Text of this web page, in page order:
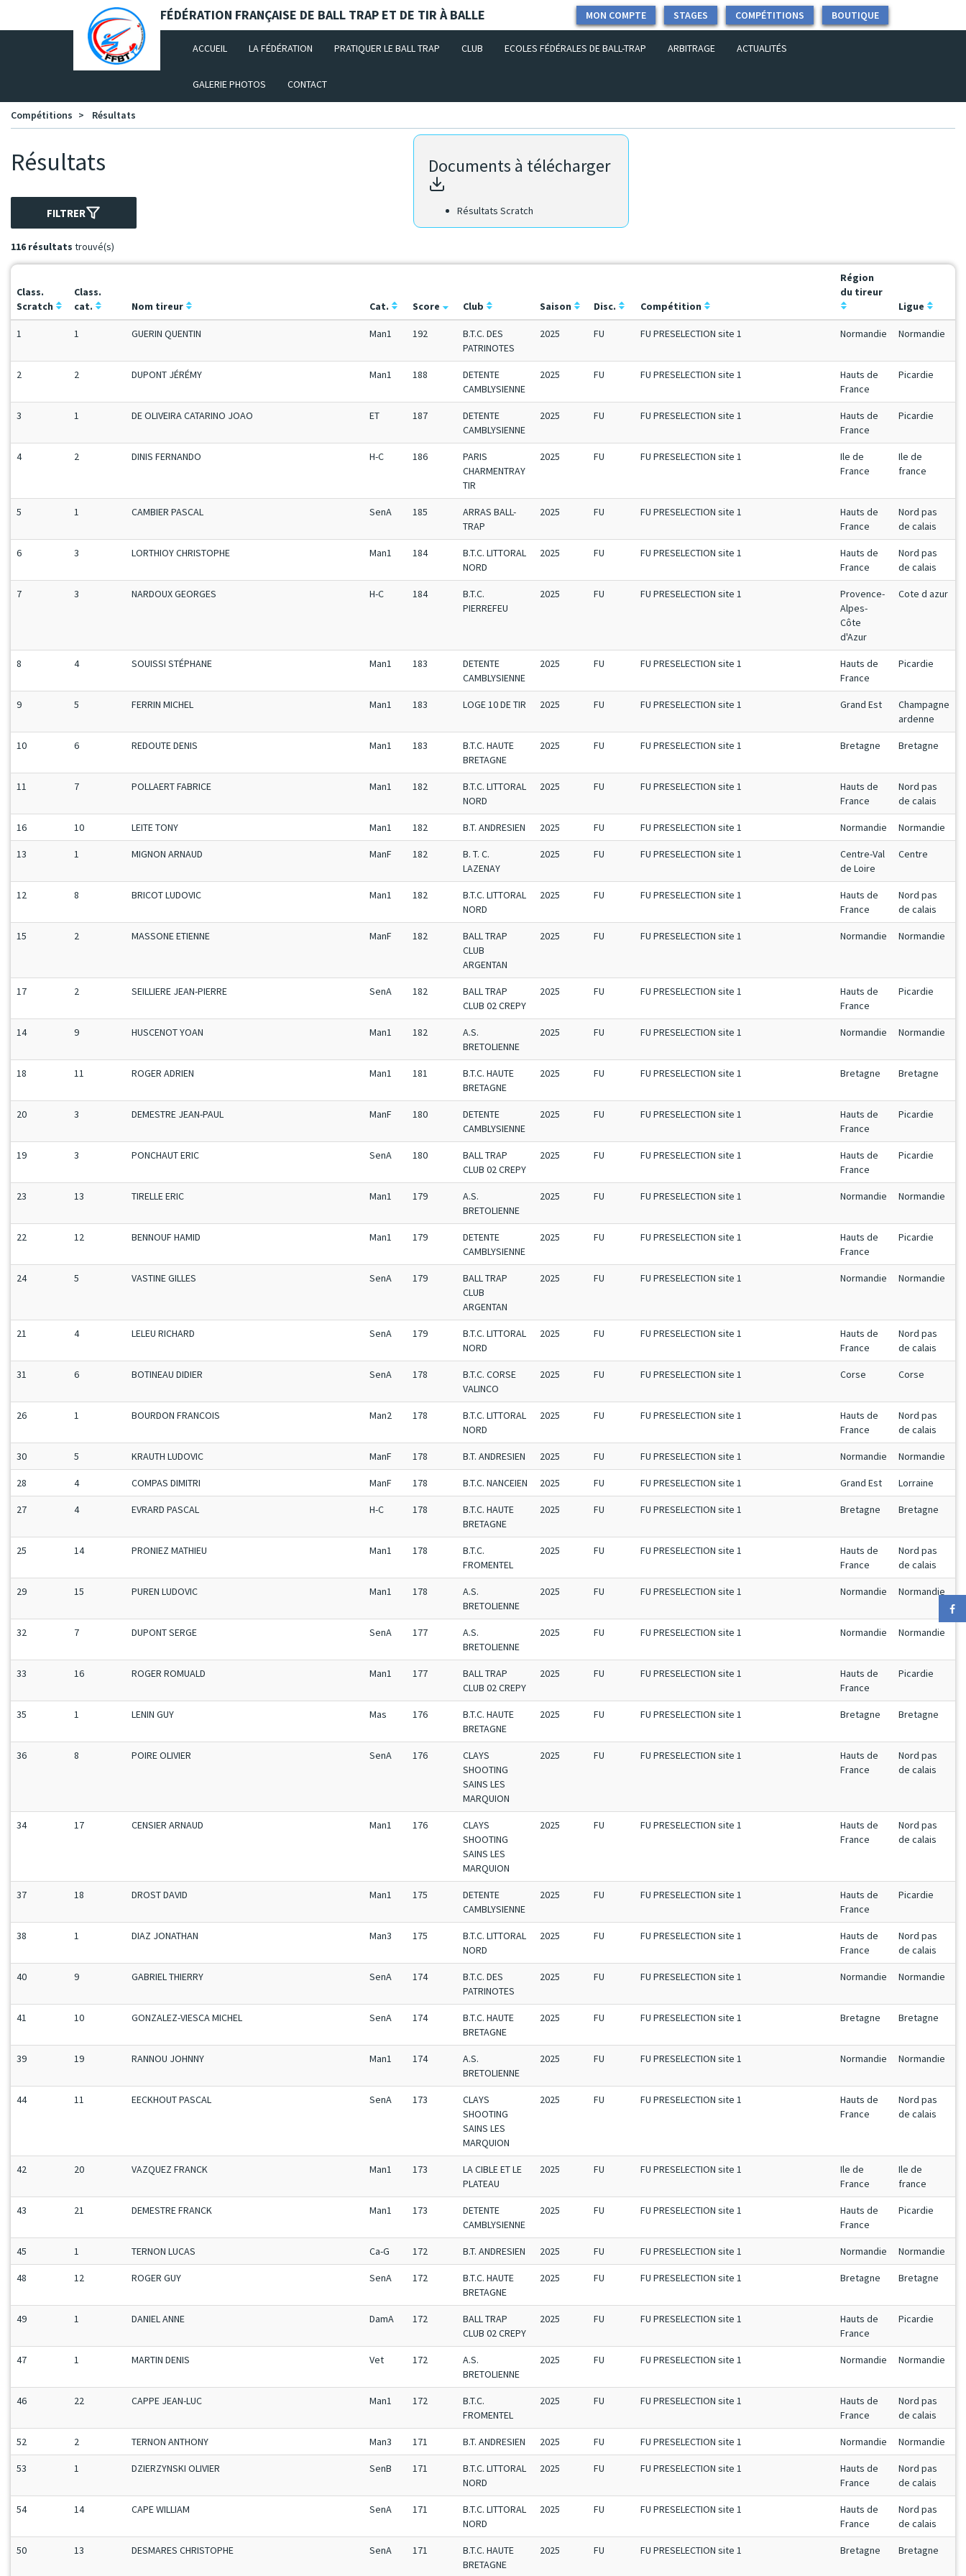
Panneau de gestion des cookies FÉDÉRATION FRANÇAISE DE BALL TRAP ET DE TIR À BALLE BOUTIQUE
COMPÉTITIONS
STAGES
MON COMPTE
ACCUEIL (CURRENT)
LA FÉDÉRATION PRATIQUER LE BALL TRAP CLUB ECOLES FÉDÉRALES DE BALL-TRAP ARBITRAGE ACTUALITÉS
GALERIE PHOTOS CONTACT
Compétitions Résultats
Résultats
FILTRER
116 résultats trouvé(s)
Documents à télécharger
Résultats Scratch
Class.
Scratch
Class.
cat.
Nom tireur Cat. Score Club Saison Disc. Compétition
Région
du tireur
Ligue
1 1 GUERIN QUENTIN Man1 192
B.T.C. DES
PATRINOTES
2025 FU FU PRESELECTION site 1 Normandie Normandie
2 2 DUPONT JÉRÉMY Man1 188
DETENTE
CAMBLYSIENNE
2025 FU FU PRESELECTION site 1
Hauts de
France
Picardie
3 1 DE OLIVEIRA CATARINO JOAO ET 187
DETENTE
CAMBLYSIENNE
2025 FU FU PRESELECTION site 1
Hauts de
France
Picardie
4 2 DINIS FERNANDO H-C 186
PARIS
CHARMENTRAY
TIR
2025 FU FU PRESELECTION site 1
Ile de
France
Ile de
france
5 1 CAMBIER PASCAL SenA 185
ARRAS BALL-
TRAP
2025 FU FU PRESELECTION site 1
Hauts de
France
Nord pas
de calais
6 3 LORTHIOY CHRISTOPHE Man1 184
B.T.C. LITTORAL
NORD
2025 FU FU PRESELECTION site 1
Hauts de
France
Nord pas
de calais
7 3 NARDOUX GEORGES H-C 184
B.T.C.
PIERREFEU
2025 FU FU PRESELECTION site 1
Provence-
Alpes-
Côte
d'Azur
Cote d azur
8 4 SOUISSI STÉPHANE Man1 183
DETENTE
CAMBLYSIENNE
2025 FU FU PRESELECTION site 1
Hauts de
France
Picardie
9 5 FERRIN MICHEL Man1 183 LOGE 10 DE TIR 2025 FU FU PRESELECTION site 1 Grand Est
Champagne
ardenne
10 6 REDOUTE DENIS Man1 183
B.T.C. HAUTE
BRETAGNE
2025 FU FU PRESELECTION site 1 Bretagne Bretagne
11 7 POLLAERT FABRICE Man1 182
B.T.C. LITTORAL
NORD
2025 FU FU PRESELECTION site 1
Hauts de
France
Nord pas
de calais
16 10 LEITE TONY Man1 182 B.T. ANDRESIEN 2025 FU FU PRESELECTION site 1 Normandie Normandie
13 1 MIGNON ARNAUD ManF 182
B. T. C.
LAZENAY
2025 FU FU PRESELECTION site 1
Centre-Val
de Loire
Centre
12 8 BRICOT LUDOVIC Man1 182
B.T.C. LITTORAL
NORD
2025 FU FU PRESELECTION site 1
Hauts de
France
Nord pas
de calais
15 2 MASSONE ETIENNE ManF 182
BALL TRAP
CLUB
ARGENTAN
2025 FU FU PRESELECTION site 1 Normandie Normandie
17 2 SEILLIERE JEAN-PIERRE SenA 182
BALL TRAP
CLUB 02 CREPY
2025 FU FU PRESELECTION site 1
Hauts de
France
Picardie
14 9 HUSCENOT YOAN Man1 182
A.S.
BRETOLIENNE
2025 FU FU PRESELECTION site 1 Normandie Normandie
18 11 ROGER ADRIEN Man1 181
B.T.C. HAUTE
BRETAGNE
2025 FU FU PRESELECTION site 1 Bretagne Bretagne
20 3 DEMESTRE JEAN-PAUL ManF 180
DETENTE
CAMBLYSIENNE
2025 FU FU PRESELECTION site 1
Hauts de
France
Picardie
19 3 PONCHAUT ERIC SenA 180
BALL TRAP
CLUB 02 CREPY
2025 FU FU PRESELECTION site 1
Hauts de
France
Picardie
23 13 TIRELLE ERIC Man1 179
A.S.
BRETOLIENNE
2025 FU FU PRESELECTION site 1 Normandie Normandie
22 12 BENNOUF HAMID Man1 179
DETENTE
CAMBLYSIENNE
2025 FU FU PRESELECTION site 1
Hauts de
France
Picardie
24 5 VASTINE GILLES SenA 179
BALL TRAP
CLUB
ARGENTAN
2025 FU FU PRESELECTION site 1 Normandie Normandie
21 4 LELEU RICHARD SenA 179
B.T.C. LITTORAL
NORD
2025 FU FU PRESELECTION site 1
Hauts de
France
Nord pas
de calais
31 6 BOTINEAU DIDIER SenA 178
B.T.C. CORSE
VALINCO
2025 FU FU PRESELECTION site 1 Corse Corse
26 1 BOURDON FRANCOIS Man2 178
B.T.C. LITTORAL
NORD
2025 FU FU PRESELECTION site 1
Hauts de
France
Nord pas
de calais
30 5 KRAUTH LUDOVIC ManF 178 B.T. ANDRESIEN 2025 FU FU PRESELECTION site 1 Normandie Normandie
28 4 COMPAS DIMITRI ManF 178 B.T.C. NANCEIEN 2025 FU FU PRESELECTION site 1 Grand Est Lorraine
27 4 EVRARD PASCAL H-C 178
B.T.C. HAUTE
BRETAGNE
2025 FU FU PRESELECTION site 1 Bretagne Bretagne
25 14 PRONIEZ MATHIEU Man1 178
B.T.C.
FROMENTEL
2025 FU FU PRESELECTION site 1
Hauts de
France
Nord pas
de calais
29 15 PUREN LUDOVIC Man1 178
A.S.
BRETOLIENNE
2025 FU FU PRESELECTION site 1 Normandie Normandie
32 7 DUPONT SERGE SenA 177
A.S.
BRETOLIENNE
2025 FU FU PRESELECTION site 1 Normandie Normandie
33 16 ROGER ROMUALD Man1 177
BALL TRAP
CLUB 02 CREPY
2025 FU FU PRESELECTION site 1
Hauts de
France
Picardie
35 1 LENIN GUY Mas 176
B.T.C. HAUTE
BRETAGNE
2025 FU FU PRESELECTION site 1 Bretagne Bretagne
36 8 POIRE OLIVIER SenA 176
CLAYS
SHOOTING
SAINS LES
MARQUION
2025 FU FU PRESELECTION site 1
Hauts de
France
Nord pas
de calais
34 17 CENSIER ARNAUD Man1 176
CLAYS
SHOOTING
SAINS LES
MARQUION
2025 FU FU PRESELECTION site 1
Hauts de
France
Nord pas
de calais
37 18 DROST DAVID Man1 175
DETENTE
CAMBLYSIENNE
2025 FU FU PRESELECTION site 1
Hauts de
France
Picardie
38 1 DIAZ JONATHAN Man3 175
B.T.C. LITTORAL
NORD
2025 FU FU PRESELECTION site 1
Hauts de
France
Nord pas
de calais
40 9 GABRIEL THIERRY SenA 174
B.T.C. DES
PATRINOTES
2025 FU FU PRESELECTION site 1 Normandie Normandie
41 10 GONZALEZ-VIESCA MICHEL SenA 174
B.T.C. HAUTE
BRETAGNE
2025 FU FU PRESELECTION site 1 Bretagne Bretagne
39 19 RANNOU JOHNNY Man1 174
A.S.
BRETOLIENNE
2025 FU FU PRESELECTION site 1 Normandie Normandie
44 11 EECKHOUT PASCAL SenA 173
CLAYS
SHOOTING
SAINS LES
MARQUION
2025 FU FU PRESELECTION site 1
Hauts de
France
Nord pas
de calais
42 20 VAZQUEZ FRANCK Man1 173
LA CIBLE ET LE
PLATEAU
2025 FU FU PRESELECTION site 1
Ile de
France
Ile de
france
43 21 DEMESTRE FRANCK Man1 173
DETENTE
CAMBLYSIENNE
2025 FU FU PRESELECTION site 1
Hauts de
France
Picardie
45 1 TERNON LUCAS Ca-G 172 B.T. ANDRESIEN 2025 FU FU PRESELECTION site 1 Normandie Normandie
48 12 ROGER GUY SenA 172
B.T.C. HAUTE
BRETAGNE
2025 FU FU PRESELECTION site 1 Bretagne Bretagne
49 1 DANIEL ANNE DamA 172
BALL TRAP
CLUB 02 CREPY
2025 FU FU PRESELECTION site 1
Hauts de
France
Picardie
47 1 MARTIN DENIS Vet 172
A.S.
BRETOLIENNE
2025 FU FU PRESELECTION site 1 Normandie Normandie
46 22 CAPPE JEAN-LUC Man1 172
B.T.C.
FROMENTEL
2025 FU FU PRESELECTION site 1
Hauts de
France
Nord pas
de calais
52 2 TERNON ANTHONY Man3 171 B.T. ANDRESIEN 2025 FU FU PRESELECTION site 1 Normandie Normandie
53 1 DZIERZYNSKI OLIVIER SenB 171
B.T.C. LITTORAL
NORD
2025 FU FU PRESELECTION site 1
Hauts de
France
Nord pas
de calais
54 14 CAPE WILLIAM SenA 171
B.T.C. LITTORAL
NORD
2025 FU FU PRESELECTION site 1
Hauts de
France
Nord pas
de calais
50 13 DESMARES CHRISTOPHE SenA 171
B.T.C. HAUTE
BRETAGNE
2025 FU FU PRESELECTION site 1 Bretagne Bretagne